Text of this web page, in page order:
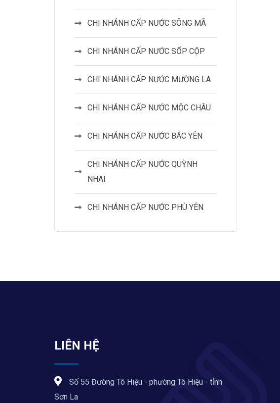
CHI NHÁNH CẤP NƯỚC SÔNG MÃ
CHI NHÁNH CẤP NƯỚC SỐP CỘP
CHI NHÁNH CẤP NƯỚC MƯỜNG LA
CHI NHÁNH CẤP NƯỚC MỘC CHÂU
CHI NHÁNH CẤP NƯỚC BẮC YÊN
CHI NHÁNH CẤP NƯỚC QUỲNH
NHAI
CHI NHÁNH CẤP NƯỚC PHÙ YÊN
LIÊN HỆ
Số 55 Đường Tô Hiệu - phường Tô Hiệu - tỉnh
Sơn La